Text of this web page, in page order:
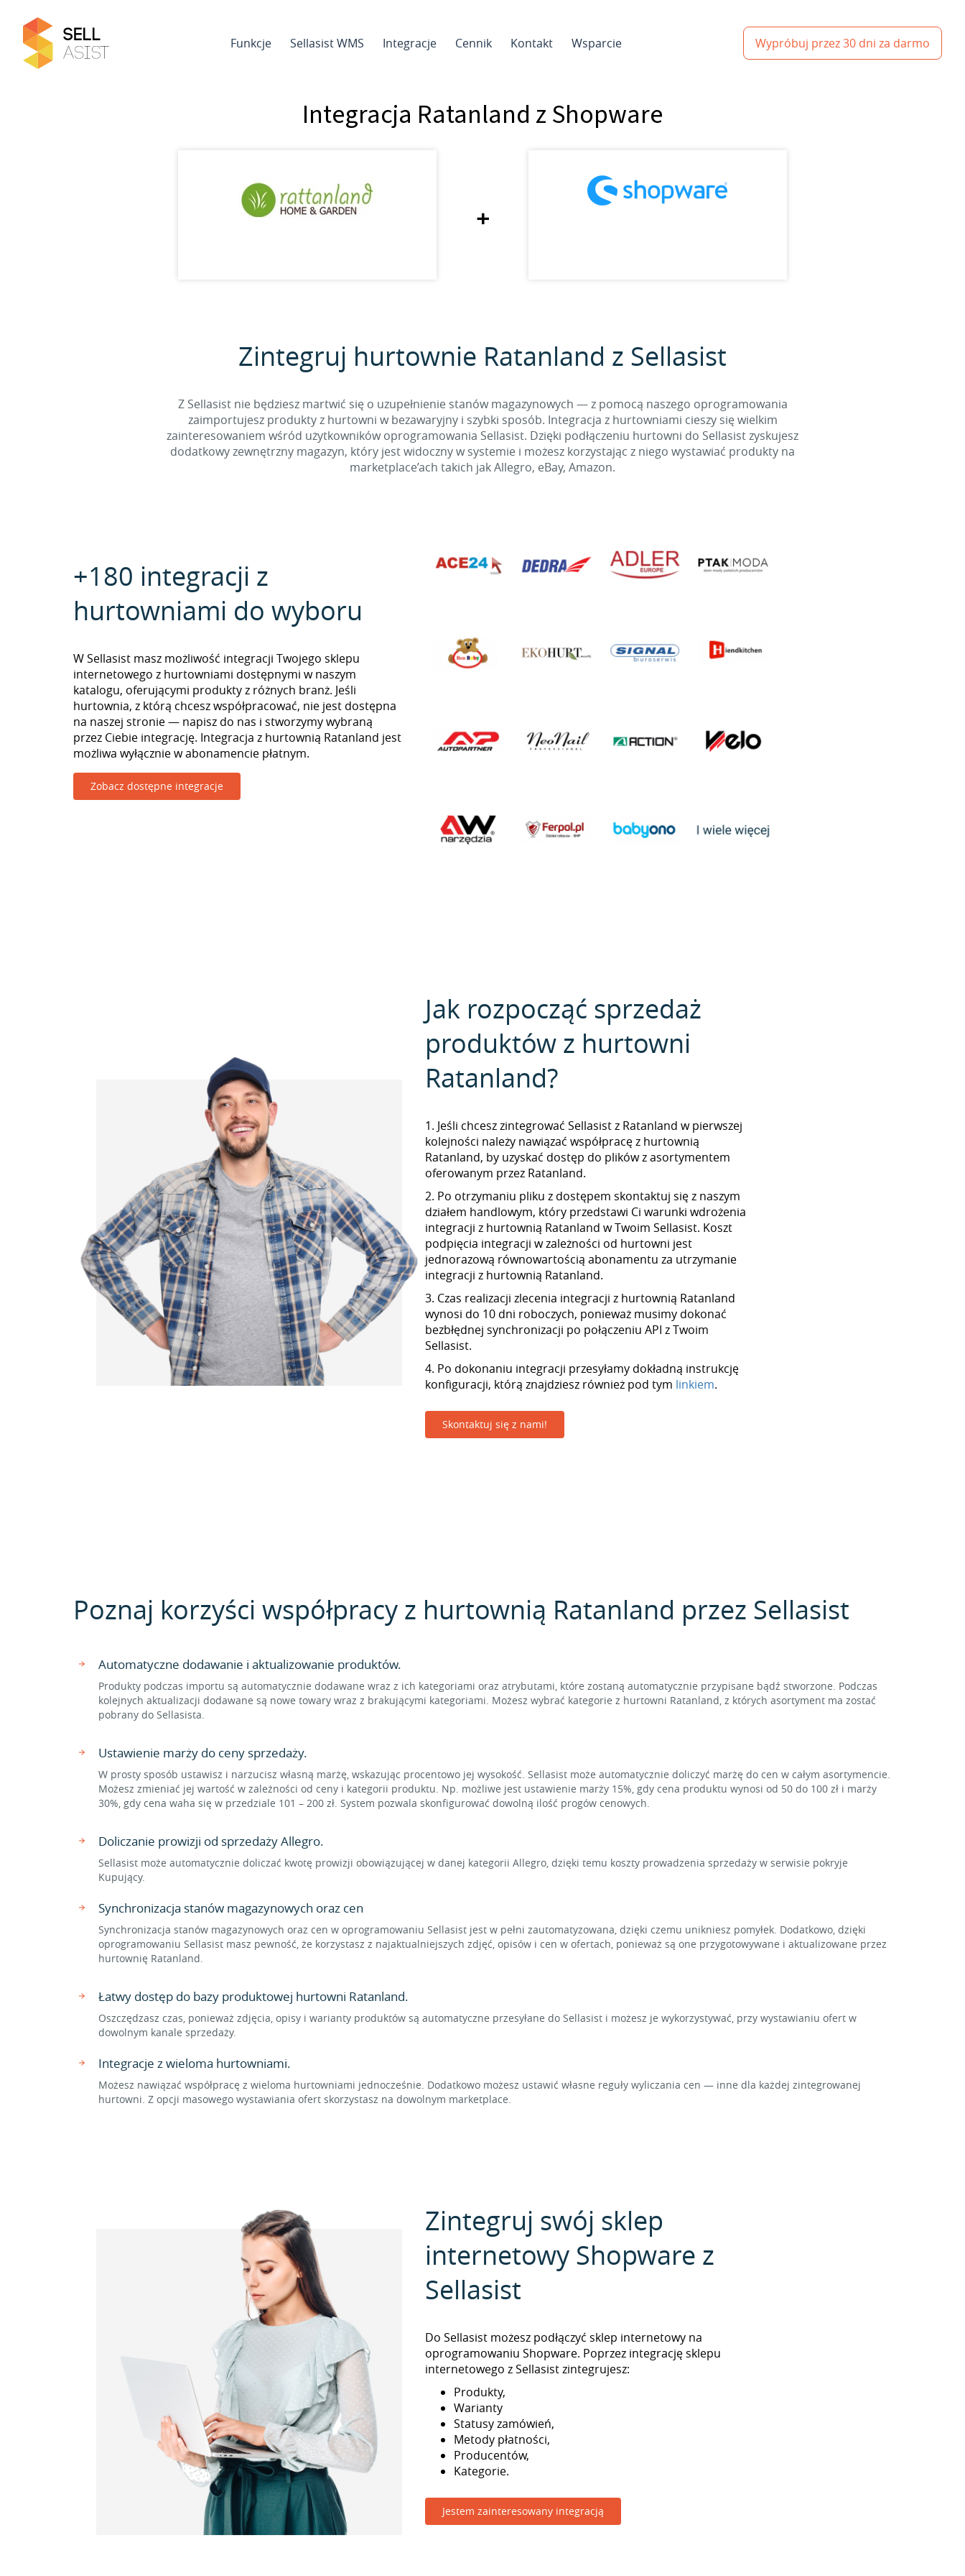
Funkcje Sellasist WMS Integracje Cennik Kontakt Wsparcie Wypróbuj przez 30 dni za darmo
Integracja Ratanland z Shopware
+
Zintegruj hurtownie Ratanland z Sellasist
Z Sellasist nie będziesz martwić się o uzupełnienie stanów magazynowych — z pomocą naszego oprogramowania
zaimportujesz produkty z hurtowni w bezawaryjny i szybki sposób. Integracja z hurtowniami cieszy się wielkim
zainteresowaniem wśród użytkowników oprogramowania Sellasist. Dzięki podłączeniu hurtowni do Sellasist zyskujesz
dodatkowy zewnętrzny magazyn, który jest widoczny w systemie i możesz korzystając z niego wystawiać produkty na
marketplace’ach takich jak Allegro, eBay, Amazon.
+180 integracji z
hurtowniami do wyboru
W Sellasist masz możliwość integracji Twojego sklepu
internetowego z hurtowniami dostępnymi w naszym
katalogu, oferującymi produkty z różnych branż. Jeśli
hurtownia, z którą chcesz współpracować, nie jest dostępna
na naszej stronie — napisz do nas i stworzymy wybraną
przez Ciebie integrację. Integracja z hurtownią Ratanland jest
możliwa wyłącznie w abonamencie płatnym.
Zobacz dostępne integracje
Jak rozpocząć sprzedaż
produktów z hurtowni
Ratanland?
1. Jeśli chcesz zintegrować Sellasist z Ratanland w pierwszej
kolejności należy nawiązać współpracę z hurtownią
Ratanland, by uzyskać dostęp do plików z asortymentem
oferowanym przez Ratanland.
2. Po otrzymaniu pliku z dostępem skontaktuj się z naszym
działem handlowym, który przedstawi Ci warunki wdrożenia
integracji z hurtownią Ratanland w Twoim Sellasist. Koszt
podpięcia integracji w zależności od hurtowni jest
jednorazową równowartością abonamentu za utrzymanie
integracji z hurtownią Ratanland.
3. Czas realizacji zlecenia integracji z hurtownią Ratanland
wynosi do 10 dni roboczych, ponieważ musimy dokonać
bezbłędnej synchronizacji po połączeniu API z Twoim
Sellasist.
4. Po dokonaniu integracji przesyłamy dokładną instrukcję
konfiguracji, którą znajdziesz również pod tym linkiem.
Skontaktuj się z nami!
Poznaj korzyści współpracy z hurtownią Ratanland przez Sellasist
Automatyczne dodawanie i aktualizowanie produktów.
Produkty podczas importu są automatycznie dodawane wraz z ich kategoriami oraz atrybutami, które zostaną automatycznie przypisane bądź stworzone. Podczas
kolejnych aktualizacji dodawane są nowe towary wraz z brakującymi kategoriami. Możesz wybrać kategorie z hurtowni Ratanland, z których asortyment ma zostać
pobrany do Sellasista.
Ustawienie marży do ceny sprzedaży.
W prosty sposób ustawisz i narzucisz własną marżę, wskazując procentowo jej wysokość. Sellasist może automatycznie doliczyć marżę do cen w całym asortymencie.
Możesz zmieniać jej wartość w zależności od ceny i kategorii produktu. Np. możliwe jest ustawienie marży 15%, gdy cena produktu wynosi od 50 do 100 zł i marży
30%, gdy cena waha się w przedziale 101 – 200 zł. System pozwala skonfigurować dowolną ilość progów cenowych.
Doliczanie prowizji od sprzedaży Allegro.
Sellasist może automatycznie doliczać kwotę prowizji obowiązującej w danej kategorii Allegro, dzięki temu koszty prowadzenia sprzedaży w serwisie pokryje
Kupujący.
Synchronizacja stanów magazynowych oraz cen
Synchronizacja stanów magazynowych oraz cen w oprogramowaniu Sellasist jest w pełni zautomatyzowana, dzięki czemu unikniesz pomyłek. Dodatkowo, dzięki
oprogramowaniu Sellasist masz pewność, że korzystasz z najaktualniejszych zdjęć, opisów i cen w ofertach, ponieważ są one przygotowywane i aktualizowane przez
hurtownię Ratanland.
Łatwy dostęp do bazy produktowej hurtowni Ratanland.
Oszczędzasz czas, ponieważ zdjęcia, opisy i warianty produktów są automatyczne przesyłane do Sellasist i możesz je wykorzystywać, przy wystawianiu ofert w
dowolnym kanale sprzedaży.
Integracje z wieloma hurtowniami.
Możesz nawiązać współpracę z wieloma hurtowniami jednocześnie. Dodatkowo możesz ustawić własne reguły wyliczania cen — inne dla każdej zintegrowanej
hurtowni. Z opcji masowego wystawiania ofert skorzystasz na dowolnym marketplace.
Zintegruj swój sklep
internetowy Shopware z
Sellasist
Do Sellasist możesz podłączyć sklep internetowy na
oprogramowaniu Shopware. Poprzez integrację sklepu
internetowego z Sellasist zintegrujesz:
Produkty,
Warianty
Statusy zamówień,
Metody płatności,
Producentów,
Kategorie.
Jestem zainteresowany integracją